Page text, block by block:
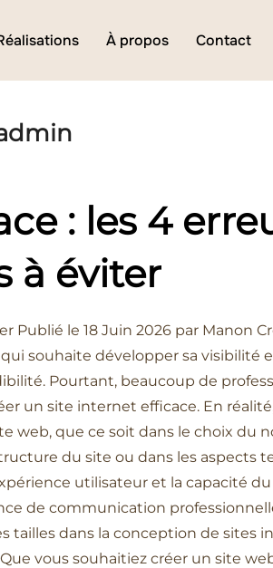
À propos Contact
: les 4
à éviter
Publié le 18 Juin 2026 par Manon
souhaite développer sa visibilité
Pourtant, beaucoup de
un site internet efficace. En
web, que ce soit dans le choix du
du site ou dans les aspects
utilisateur et la capacité du
de communication
tailles dans la conception de sites
vous souhaitiez créer un site